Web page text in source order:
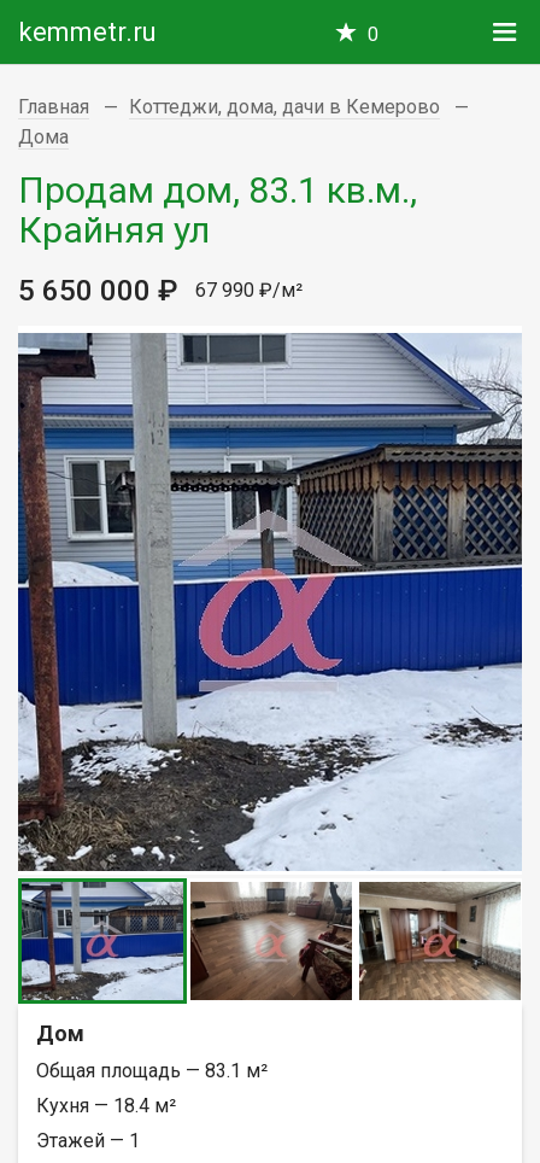
kemmetr.ru 0
Главная
Коттеджи, дома, дачи в Кемерово
Дома
Продам дом, 83.1 кв.м.,
Крайняя ул
5 650 000 ₽ 67 990 ₽/м²
Дом
Общая площадь — 83.1 м²
Кухня — 18.4 м²
Этажей — 1